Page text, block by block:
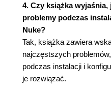
Podsumowanie (92)
Rozdział 5. Zarządzanie
Składniki
Konfiguracja nowego
Subskrypcja
Kod graficzny
4. Czy książka
problemy podczas
Nuke?
Tak, książka zawiera
najczęstszych
podczas instalacji i
je rozwiązać.